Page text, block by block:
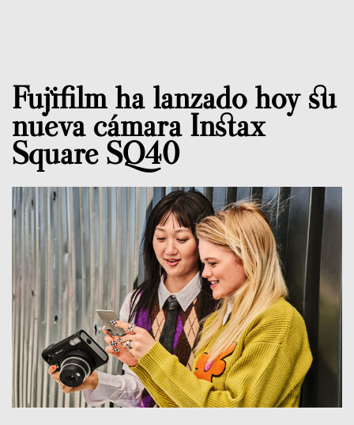
Fujifilm ha lanzado hoy su
nueva cámara Instax
Square SQ40